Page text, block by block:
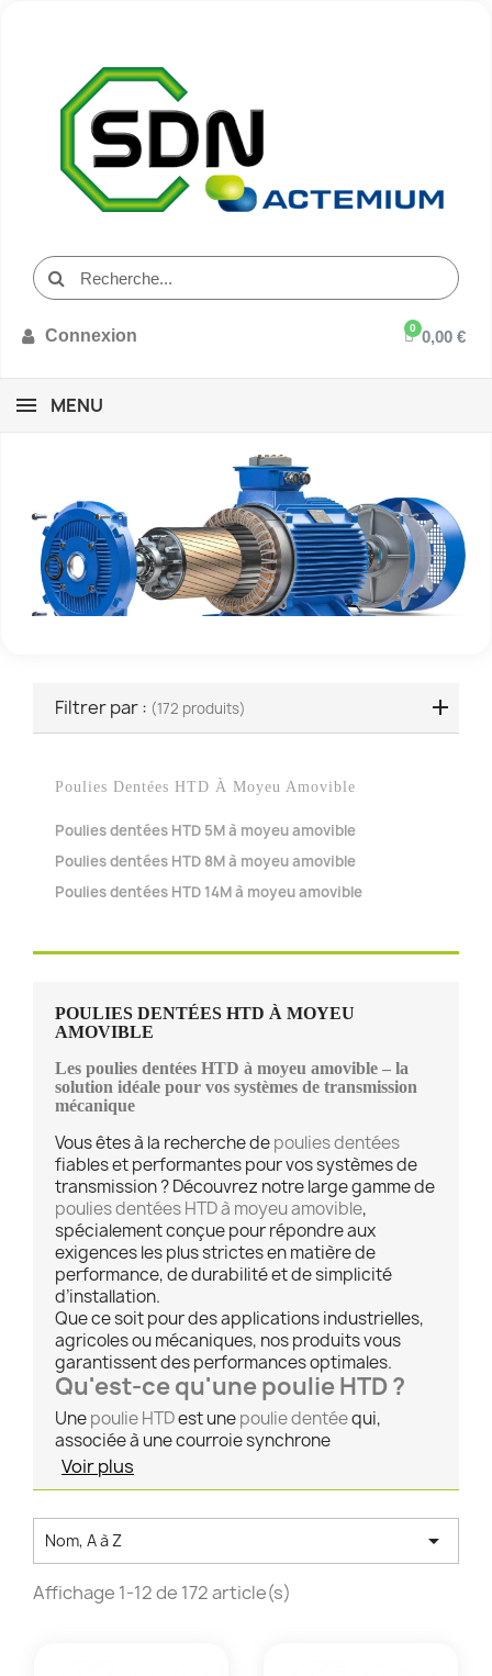
Connexion 0,00 €
MENU
Filtrer par : (172 produits)
Poulies Dentées HTD À Moyeu Amovible
Poulies dentées HTD 5M à moyeu amovible
Poulies dentées HTD 8M à moyeu amovible
Poulies dentées HTD 14M à moyeu amovible
POULIES DENTÉES HTD À MOYEU
AMOVIBLE
Les poulies dentées HTD à moyeu amovible – la
solution idéale pour vos systèmes de transmission
mécanique
Vous êtes à la recherche depoulies dentées
fiables et performantes pour vos systèmes de
transmission ? Découvrez notre large gamme de
poulies dentées HTD à moyeu amovible,
spécialement conçue pour répondre aux
exigences les plus strictes en matière de
performance, de durabilité et de simplicité
d’installation.
Que ce soit pour des applications industrielles,
agricoles ou mécaniques, nos produits vous
garantissent des performances optimales.
Qu'est-ce qu'une poulie HTD ?
Unepoulie HTDest unepoulie dentéequi,
associée à une courroie synchrone
Voir plus
Nom, A à Z 
Affichage 1-12 de 172 article(s)